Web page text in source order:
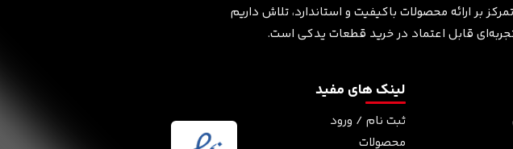
بر ارائه محصولات باکیفیت و استاندارد، تلاش داریم
قابل اعتماد در خرید قطعات یدکی است.
لینک های مفید
ثبت نام / ورود
محصولات